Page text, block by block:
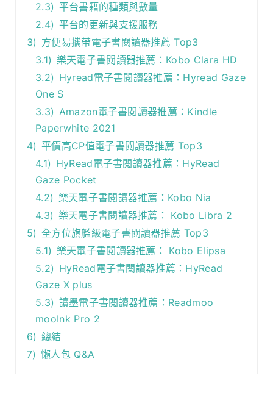
2.3) 平台書籍的種類與數量
2.4) 平台的更新與支援服務
3) 方便易攜帶電子書閱讀器推薦 Top3
3.1) 樂天電子書閱讀器推薦：Kobo Clara HD
3.2) Hyread電子書閱讀器推薦：Hyread Gaze
One S
3.3) Amazon電子書閱讀器推薦：Kindle
Paperwhite 2021
4) 平價高CP值電子書閱讀器推薦 Top3
4.1) HyRead電子書閱讀器推薦：HyRead
Gaze Pocket
4.2) 樂天電子書閱讀器推薦：Kobo Nia
4.3) 樂天電子書閱讀器推薦： Kobo Libra 2
5) 全方位旗艦級電子書閱讀器推薦 Top3
5.1) 樂天電子書閱讀器推薦： Kobo Elipsa
5.2) HyRead電子書閱讀器推薦：HyRead
Gaze X plus
5.3) 讀墨電子書閱讀器推薦：Readmoo
mooInk Pro 2
6) 總結
7) 懶人包 Q&A